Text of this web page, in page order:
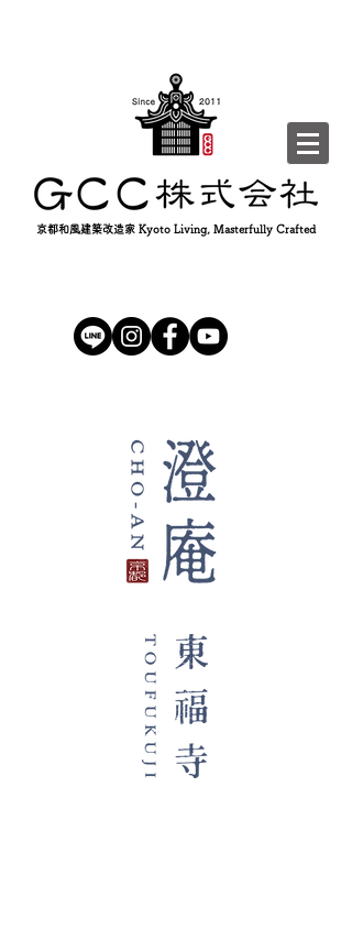
京都和風建築改造家 Kyoto Living, Masterfully Crafted